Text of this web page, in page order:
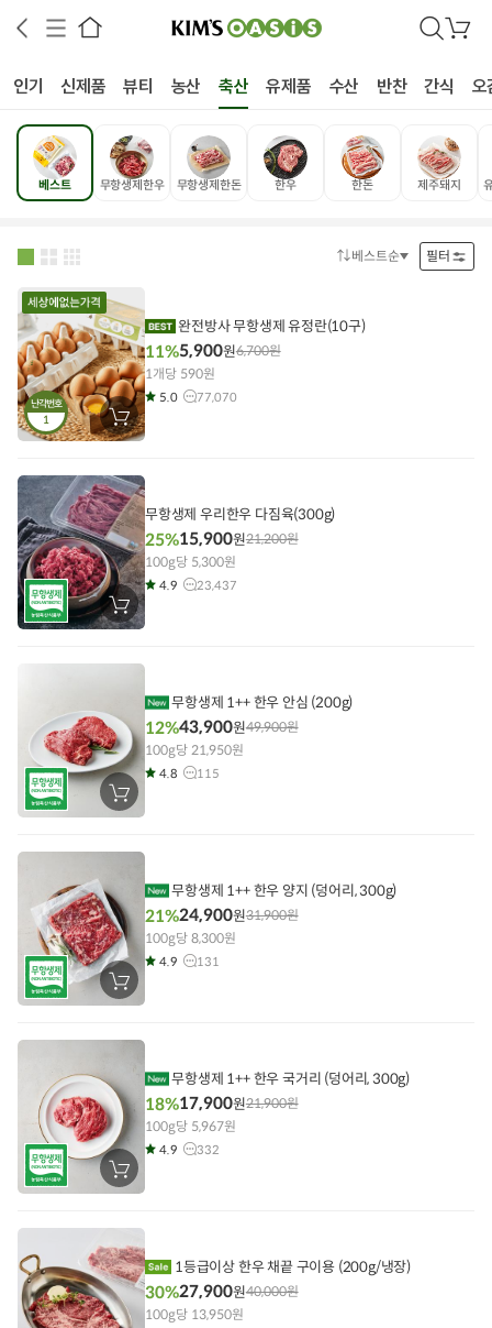
구
니
인기 신제품 뷰티 농산 축산 유제품 수산 반찬 간식 오
베스트 무항생제한우 무항생제한돈 한우 한돈 제주돼지
정베스트순 필터
난각번호
1 장
바
에
담
기
완전방사 무항생제 유정란(10구)
11%5,900원6,700원
1개당 590원
5.0 77,070
장
바
에
무항생제 우리한우 다짐육(300g)
25%15,900원21,200원
100g당 5,300원
4.9 23,437
장
바
에
무항생제 1++ 한우 안심 (200g)
12%43,900원49,900원
100g당 21,950원
4.8 115
장
바
에
무항생제 1++ 한우 양지 (덩어리, 300g)
21%24,900원31,900원
100g당 8,300원
4.9 131
장
바
에
담
기
무항생제 1++ 한우 국거리 (덩어리, 300g)
18%17,900원21,900원
100g당 5,967원
4.9 332
1등급이상 한우 채끝 구이용 (200g/냉장)
30%27,900원40,000원
100g당 13,950원